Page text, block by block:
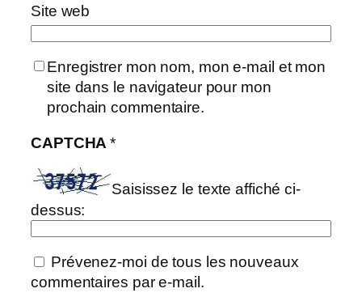
Site web
Enregistrer mon nom, mon e-mail et mon
site dans le navigateur pour mon
prochain commentaire.
CAPTCHA*
Saisissez le texte affiché ci-
dessus:
Prévenez-moi de tous les nouveaux
commentaires par e-mail.